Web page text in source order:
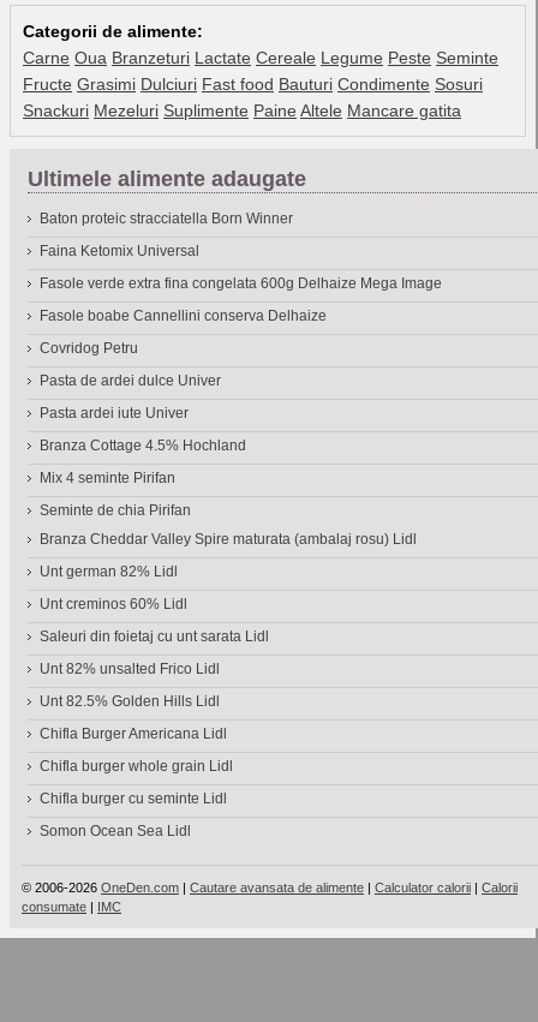
Categorii de alimente:
Carne Oua Branzeturi Lactate Cereale Legume Peste Seminte
Fructe Grasimi Dulciuri Fast food Bauturi Condimente Sosuri
Snackuri Mezeluri Suplimente Paine Altele Mancare gatita
Ultimele alimente adaugate
Baton proteic stracciatella Born Winner
Faina Ketomix Universal
Fasole verde extra fina congelata 600g Delhaize Mega Image
Fasole boabe Cannellini conserva Delhaize
Covridog Petru
Pasta de ardei dulce Univer
Pasta ardei iute Univer
Branza Cottage 4.5% Hochland
Mix 4 seminte Pirifan
Seminte de chia Pirifan
Branza Cheddar Valley Spire maturata (ambalaj rosu) Lidl
Unt german 82% Lidl
Unt creminos 60% Lidl
Saleuri din foietaj cu unt sarata Lidl
Unt 82% unsalted Frico Lidl
Unt 82.5% Golden Hills Lidl
Chifla Burger Americana Lidl
Chifla burger whole grain Lidl
Chifla burger cu seminte Lidl
Somon Ocean Sea Lidl
© 2006-2026 OneDen.com | Cautare avansata de alimente | Calculator calorii | Calorii
consumate | IMC